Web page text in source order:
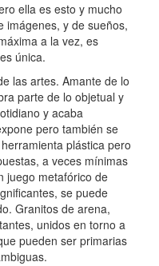
ella es esto y mucho
imágenes, y de sueños,
a la vez, es
única.
las artes. Amante de lo
parte de lo objetual y
y acaba
pero también se
plástica pero
a veces mínimas
juego metafórico de
se puede
Granitos de arena,
unidos en torno a
pueden ser primarias